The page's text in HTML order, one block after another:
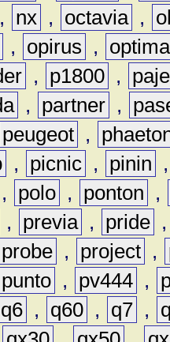
, nx , octavia ,
, opirus ,
optima
, p1800 ,
, partner ,
peugeot ,
, picnic , pinin
, polo , ponton
,
, previa , pride
probe , project ,
punto , pv444 ,
q6 , q60 , q7 ,